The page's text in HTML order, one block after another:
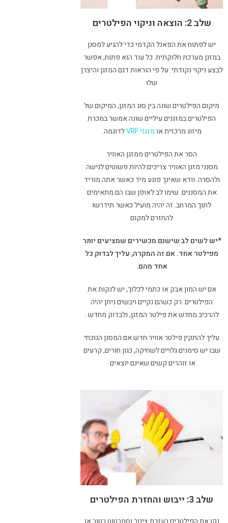
שלב 2: הוצאה וניקוי הפילטרים
יש לפתוח את הפאנל הקדמי כדי להגיע למסנן
במזגן מערכת חלוקתית. כל עוד הוא פתוח, אפשר
לבצע ניקוי נקודתי. על פי הוראות דגם המזגן והיצרן
שלו
מיקום הפילטרים שונה בין סוג המזגן, המיקום של
הפילטרים במזגנים עיליים שונה אמשר במכרת
מיזוג מרכזית אומזגני VRF לדוגמה.
הסר את הפילטרים ממזגן האוויר
מסנני מזגן האוויר צריכים להיות פשוטים לגישה
ולהסרה. וודא שאינך פוגע מיד כאשר אתה מוריד
את המסננים. שימו לב לאופן שבו הם מתאימים
לתוך המרחב. זה יהיה מועיל כאשר תידרשו
להחזרם למקום
*יש לשים לב שישנם מכשירים שמציעים יותר
מפילטר אחד. אם זה המקרה, עליך לבדוק כל
אחד מהם.
אם יש המון אבק או כתמי לכלוך, יש לנקות את
הפילטרים. רק כשהם נקיים ויבשים ניתן יהיה
להרכיב מחדש את פילטר המזגן, ולבדוק מחדש .
עליך להתקין פילטר אוויר חדש אם המסנן הנוכחי
שבו יש סימנים גלויים לשחיקה, כגון חורים, קרעים
או זוהרים קשים שאינם יוצאים.
שלב 3: ייבוש והחזרת הפילטרים